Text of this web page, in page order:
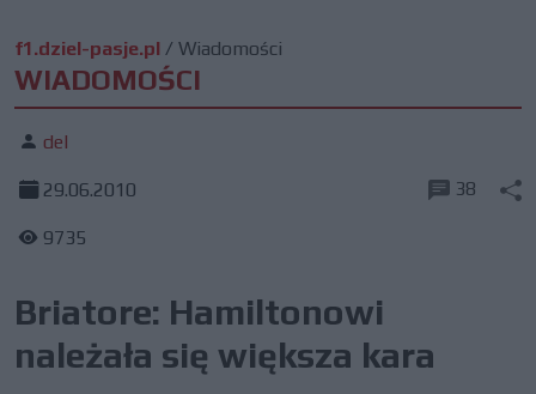
f1.dziel-pasje.pl / Wiadomości
WIADOMOŚCI
del
29.06.2010
9735
38
Briatore: Hamiltonowi
należała się większa kara